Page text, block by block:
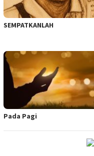
SEMPATKANLAH
Pada Pagi